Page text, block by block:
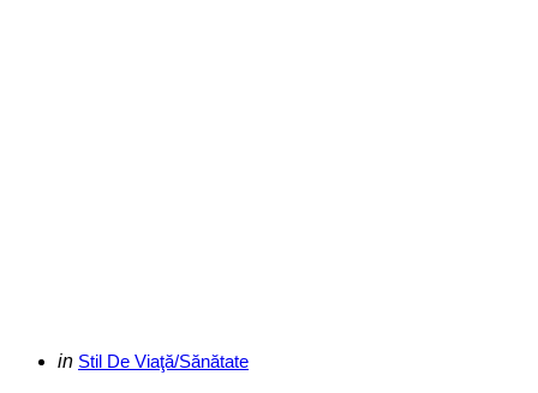
Categories
Posted
in Stil De Viaţă/Sănătate